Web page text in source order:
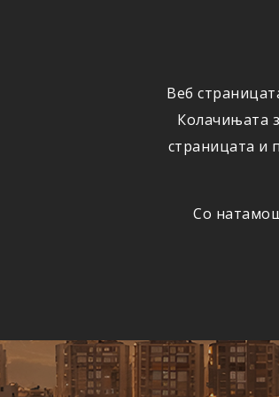
Веб
Колачињата
страницата и
Со
АВТОМОБИЛСКА